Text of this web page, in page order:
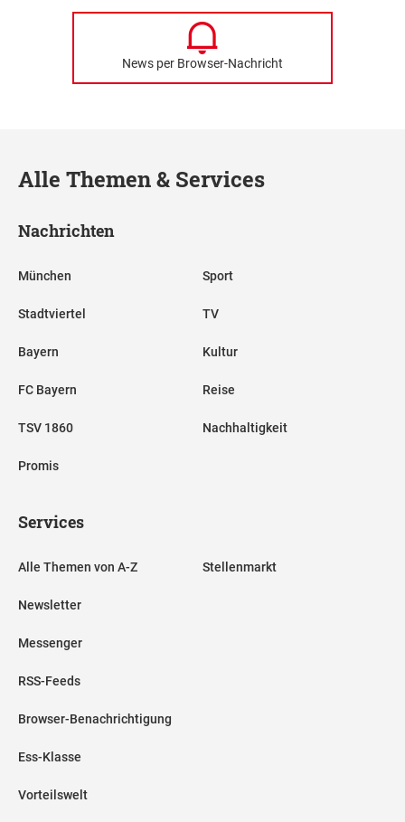
News per Browser-Nachricht
Alle Themen & Services
Nachrichten
München
Stadtviertel
Bayern
FC Bayern
TSV 1860
Promis
Sport
TV
Kultur
Reise
Nachhaltigkeit
Services
Alle Themen von A-Z
Newsletter
Messenger
RSS-Feeds
Browser-Benachrichtigung
Ess-Klasse
Vorteilswelt
Stellenmarkt